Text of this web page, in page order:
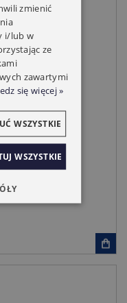
Z RADIEM
zmienić
i/lub w
ze
zawartymi
się więcej »
WSZYSTKIE
WSZYSTKIE